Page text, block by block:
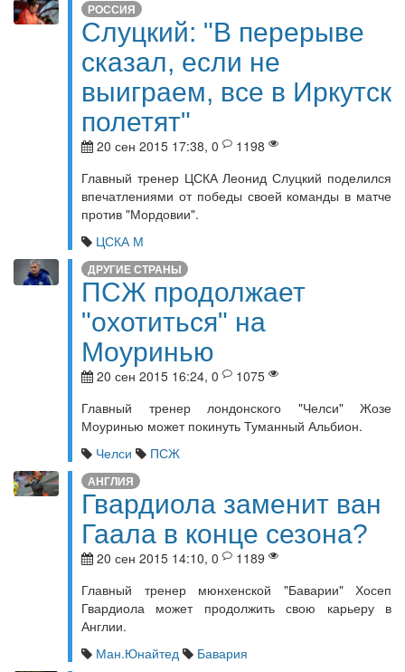
РОССИЯ
Слуцкий: "В перерыве
сказал, если не
выиграем, все в Иркутск
полетят"
20 сен 2015 17:38, 0
1198
Главный тренер ЦСКА Леонид Слуцкий поделился
впечатлениями от победы своей команды в матче
против "Мордовии".
ЦСКА М
ДРУГИЕ СТРАНЫ
ПСЖ продолжает
"охотиться" на
Моуринью
20 сен 2015 16:24, 0
1075
Главный тренер лондонского "Челси" Жозе
Моуринью может покинуть Туманный Альбион.
Челси
ПСЖ
АНГЛИЯ
Гвардиола заменит ван
Гаала в конце сезона?
20 сен 2015 14:10, 0
1189
Главный тренер мюнхенской "Баварии" Хосеп
Гвардиола может продолжить свою карьеру в
Англии.
Ман.Юнайтед
Бавария